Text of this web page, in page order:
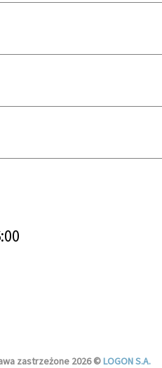
zastrzeżone 2026 ©LOGON S.A.